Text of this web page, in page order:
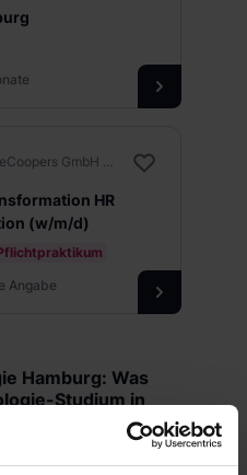
PricewaterhouseCoopers GmbH WPG
HR
(w/m/d)
Angabe
Hamburg: Was
Studium in
willst, hast du in